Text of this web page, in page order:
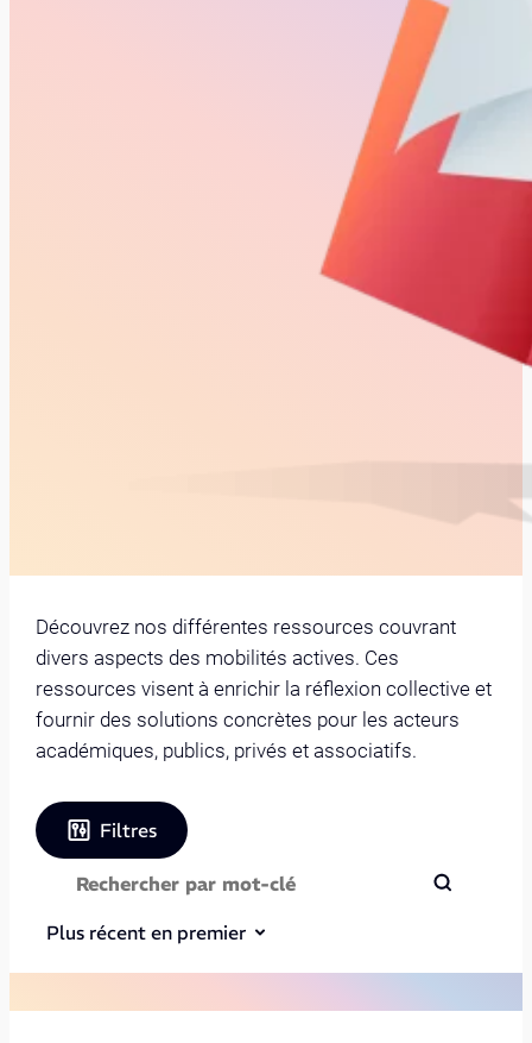
Découvrez nos différentes ressources couvrant
divers aspects des mobilités actives. Ces
ressources visent à enrichir la réflexion collective et
fournir des solutions concrètes pour les acteurs
académiques, publics, privés et associatifs.
Filtres
Plus récent en premier